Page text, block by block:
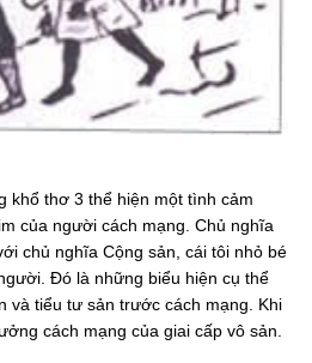
khổ thơ 3 thể hiện một tình cảm
của người cách mạng. Chủ nghĩa
chủ nghĩa Cộng sản, cái tôi nhỏ bé
Đó là những biểu hiện cụ thể
và tiểu tư sản trước cách mạng. Khi
cách mạng của giai cấp vô sản.